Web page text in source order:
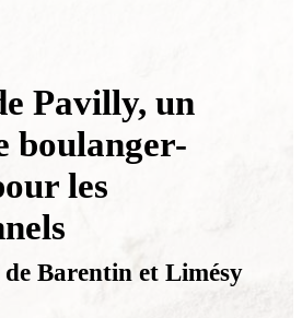
Pavilly, un
boulanger-
les
Barentin et Limésy